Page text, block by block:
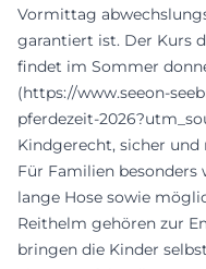
Vormittag
garantiert ist. Der Kurs
findet im Sommer
(https://www.seeon-
pferdezeit-
Kindgerecht, sicher
Für Familien besonders
lange Hose sowie
Reithelm gehören zur
bringen die Kinder